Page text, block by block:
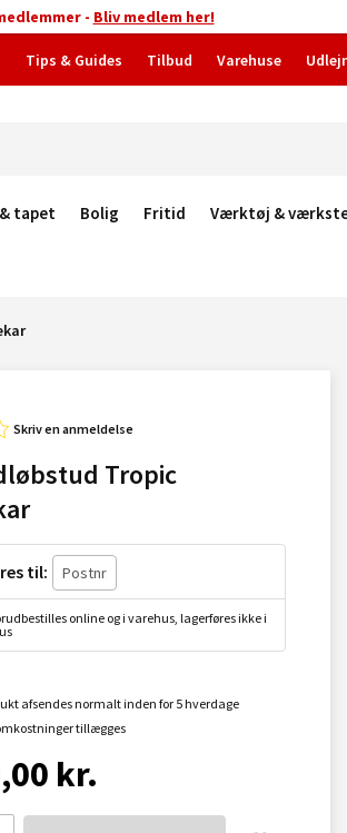
- Bliv medlem her!
Tips & Guides Tilbud Varehuse
tapet Bolig Fritid Værktøj &
Skriv en anmeldelse
Tropic
til:
online og i varehus, lagerføres ikke i
afsendes normalt inden for 5 hverdage
tillægges
kr.